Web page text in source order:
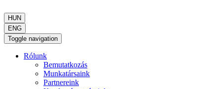
HUN
ENG
Toggle navigation
Rólunk
Bemutatkozás
Munkatársaink
Partnereink